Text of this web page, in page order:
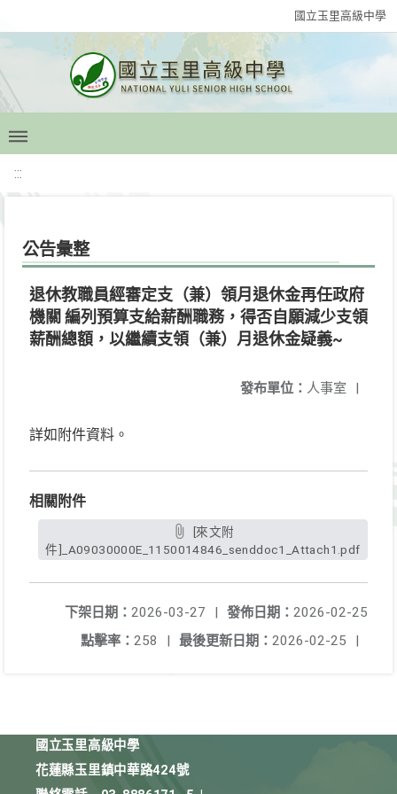
國立玉里高級中學
:::
公告彙整
退休教職員經審定支（兼）領月退休金再任政府
機關 編列預算支給薪酬職務，得否自願減少支領
薪酬總額，以繼續支領（兼）月退休金疑義~
發布單位： 人事室 |
詳如附件資料。
相關附件
件]_A09030000E_1150014846_senddoc1_Attach1.pdf
發佈日期： 2026-02-25
下架日期： 2026-03-27
|
最後更新日期： 2026-02-25 |
點擊率： 258 |
國立玉里高級中學
花蓮縣玉里鎮中華路424號